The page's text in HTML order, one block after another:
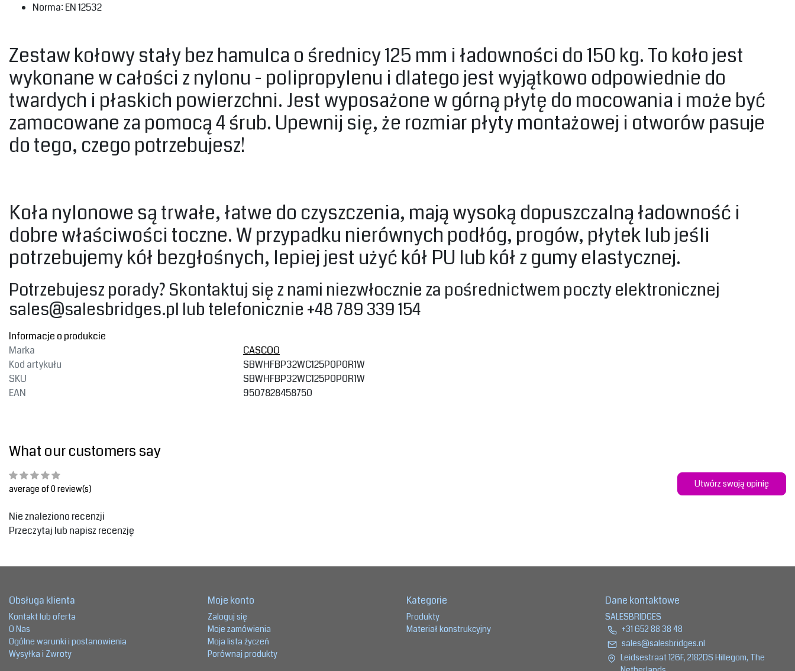
Norma: EN 12532‎
‎Zestaw kołowy stały bez hamulca o średnicy 125 mm i ładowności do 150 kg. To koło jest
wykonane w całości z nylonu - polipropylenu i dlatego jest wyjątkowo odpowiednie do
twardych i płaskich powierzchni. Jest wyposażone w górną płytę do mocowania i może być
zamocowane za pomocą 4 śrub. Upewnij się, że rozmiar płyty montażowej i otworów pasuje
do tego, czego potrzebujesz!‎
‎Koła nylonowe są trwałe, łatwe do czyszczenia, mają wysoką dopuszczalną ładowność i
dobre właściwości toczne. W przypadku nierównych podłóg, progów, płytek lub jeśli
potrzebujemy kół bezgłośnych, lepiej jest użyć kół PU lub kół z gumy elastycznej.
‎Potrzebujesz porady? Skontaktuj się z nami niezwłocznie za pośrednictwem poczty elektronicznej
sales@salesbridges.pl lub telefonicznie +48 789 339 154‎
Informacje o produkcie
Marka
CASCOO
Kod artykułu
SBWHFBP32WC125P0P0R1W
SKU
SBWHFBP32WC125P0P0R1W
EAN
9507828458750
What our customers say
average of 0 review(s) Utwórz swoją opinię
Nie znaleziono recenzji
Przeczytaj lub napisz recenzję
Obsługa klienta
Kontakt lub oferta
O Nas
Ogólne warunki i postanowienia
Wysyłka i Zwroty
Moje konto
Zaloguj się
Moje zamówienia
Moja lista życzeń
Porównaj produkty
Kategorie
Produkty
Materiał konstrukcyjny
Dane kontaktowe
SALESBRIDGES
+31 652 88 38 48
sales@salesbridges.nl
Leidsestraat 126F, 2182DS Hillegom, The